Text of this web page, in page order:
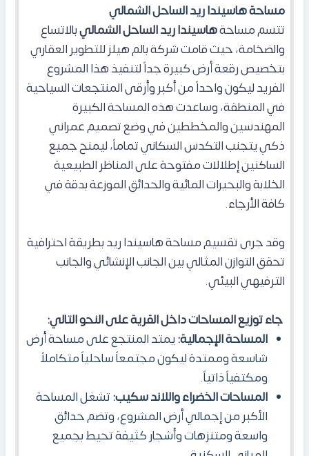
مساحة هاسيندا ريد الساحل الشمالي
تتسم مساحةهاسيندا ريد الساحل الشماليبالاتساع
والضخامة، حيث قامت شركة بالم هيلز للتطوير العقاري
بتخصيص رقعة أرض كبيرة جداً لتنفيذ هذا المشروع
الفريد ليكون واحداً من أكبر وأرقى المنتجعات السياحية
في المنطقة، وساعدت هذه المساحة الكبيرة
المهندسين والمخططين في وضع تصميم عمراني
ذكي يتجنب التكدس السكاني تماماً، ليمنح جميع
الساكنين إطلالات مفتوحة على المناظر الطبيعية
الخلابة والبحيرات المائية والحدائق الموزعة بدقة في
كافة الأرجاء.
وقد جرى تقسيم مساحة هاسيندا ريد بطريقة احترافية
تحقق التوازن المثالي بين الجانب الإنشائي والجانب
الترفيهي البيئي.
جاء توزيع المساحات داخل القرية على النحو التالي:
المساحة الإجمالية:يمتد المنتجع على مساحة أرض
شاسعة وممتدة ليكون مجتمعاً ساحلياً متكاملاً
ومكتفياً ذاتياً.
المساحات الخضراء واللاند سكيب:تشغل المساحة
الأكبر من إجمالي أرض المشروع، وتضم حدائق
واسعة ومتنزهات وأشجار كثيفة تحيط بجميع